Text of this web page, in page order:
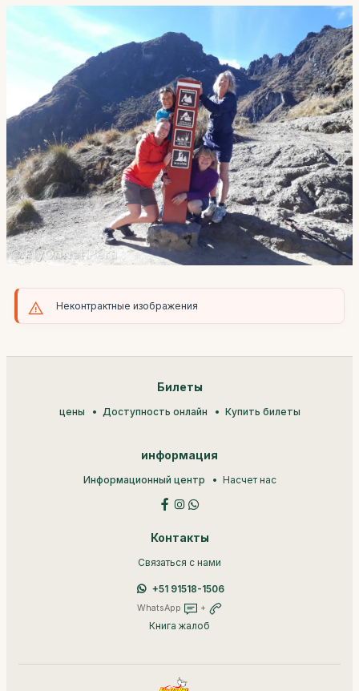
Неконтрактные изображения
Билеты
цены Доступность онлайн Купить билеты
информация
Информационный центр Насчет нас
Контакты
Связаться с нами
+51 91518-1506
WhatsApp +
Книга жалоб